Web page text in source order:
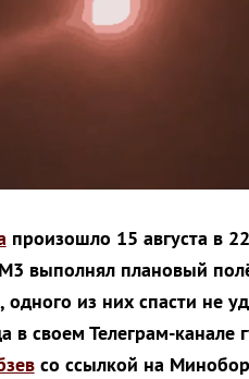
произошло 15 августа в
выполнял плановый
одного из них спасти не
в своем Телеграм-канале
со ссылкой на